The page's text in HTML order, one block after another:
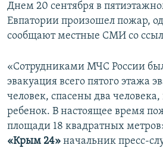
Днем 20 сентября в
Евпатории произошел пожар,
сообщают местные СМИ со
«Сотрудниками МЧС России
эвакуация всего пятого этажа
человек, спасены два
ребенок. В настоящее время
площади 18 квадратных
«Крым 24» начальник пресс-